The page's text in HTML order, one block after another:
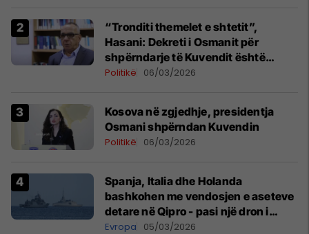
​“Tronditi themelet e shtetit”,
Hasani: Dekreti i Osmanit për
shpërndarje të Kuvendit është
jokushtetues
Politikë 06/03/2026
Kosova në zgjedhje, presidentja
Osmani shpërndan Kuvendin
Politikë 06/03/2026
Spanja, Italia dhe Holanda
bashkohen me vendosjen e aseteve
detare në Qipro - pasi një dron i
prodhuar në Iran goditi bazën
Evropa 05/03/2026